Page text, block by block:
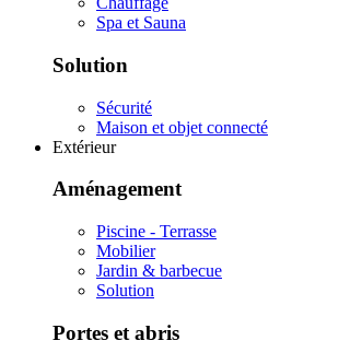
Spa et Sauna
Solution
Sécurité
Maison et objet connecté
Extérieur
Aménagement
Piscine - Terrasse
Mobilier
Jardin & barbecue
Solution
Portes et abris